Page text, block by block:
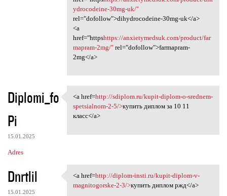
ydrocodeine-30mg-uk/"
rel="dofollow">dihydrocodeine-30mg-uk</a>
<a
href="httpshttps://anxietymedsuk.com/product/far
mapram-2mg/"rel="dofollow">farmapram-
2mg</a>
Diplomi_fo
Pi
15.01.2025
Adres
<a href=http://sdiplom.ru
<a href=http://sdiplom.ru/kupit-diplom-o-srednem-
spetsialnom-2-5/>купить диплом за 10 11
класс</a>
Dnrtlil
15.01.2025
<a href=http://diplom-insti
<a href=http://diplom-insti.ru/kupit-diplom-v-
magnitogorske-2-3/>купить диплом ржд</a>